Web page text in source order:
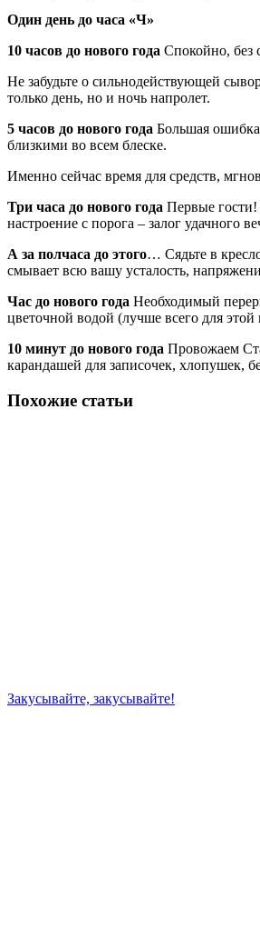
Один день до часа «Ч»
10 часов до нового года Спокойно, без
Не забудьте о сильнодействующей
только день, но и ночь напролет.
5 часов до нового года Большая ошибка
близкими во всем блеске.
Именно сейчас время для средств,
Три часа до нового года Первые
настроение с порога – залог удачного
А за полчаса до этого… Сядьте в
смывает всю вашу усталость,
Час до нового года Необходимый
цветочной водой (лучше всего для
10 минут до нового года Провожаем
карандашей для записочек, хлопушек,
Похожие статьи
Закусывайте, закусывайте!